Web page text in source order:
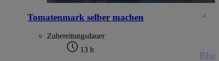
Tomatenmark selber machen
Zubereitungsdauer
13 h